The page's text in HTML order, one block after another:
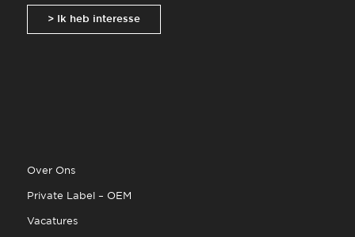
> Ik heb interesse
Over Ons
Private Label – OEM
Vacatures